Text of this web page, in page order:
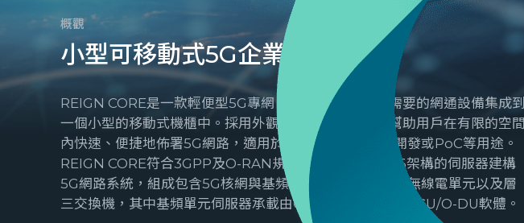
概觀
小型可移動式5G企業專網
REIGN CORE是一款輕便型5G專網，將組成5G專網所需要的網通設備集成到
一個小型的移動式機櫃中。採用外觀像行李箱的機櫃，幫助用戶在有限的空間
內快速、便捷地佈署5G網路，適用於演示、教育、應用開發或PoC等用途。
REIGN CORE符合3GPP及O-RAN規範，採用通用型x86架構的伺服器建構
5G網路系統，組成包含5G核網與基頻單元伺服器、O-RU無線電單元以及層
三交換機，其中基頻單元伺服器承載由G REIGNS研發的O-CU/O-DU軟體。